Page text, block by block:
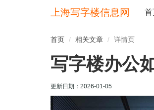
上海写字楼信息网 首
首页 相关文章 详情页
写字楼办公
更新日期： 2026-01-05